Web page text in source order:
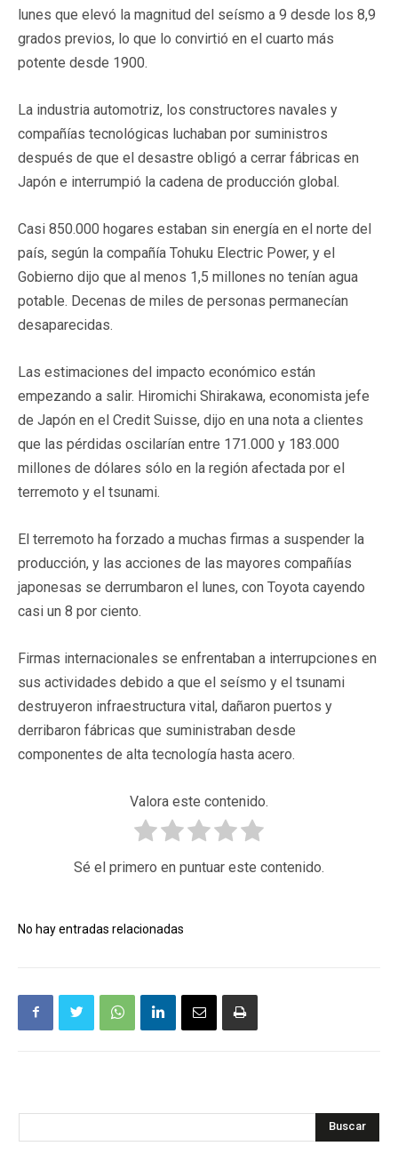
lunes que elevó la magnitud del seísmo a 9 desde los 8,9
grados previos, lo que lo convirtió en el cuarto más
potente desde 1900.
La industria automotriz, los constructores navales y
compañías tecnológicas luchaban por suministros
después de que el desastre obligó a cerrar fábricas en
Japón e interrumpió la cadena de producción global.
Casi 850.000 hogares estaban sin energía en el norte del
país, según la compañía Tohuku Electric Power, y el
Gobierno dijo que al menos 1,5 millones no tenían agua
potable. Decenas de miles de personas permanecían
desaparecidas.
Las estimaciones del impacto económico están
empezando a salir. Hiromichi Shirakawa, economista jefe
de Japón en el Credit Suisse, dijo en una nota a clientes
que las pérdidas oscilarían entre 171.000 y 183.000
millones de dólares sólo en la región afectada por el
terremoto y el tsunami.
El terremoto ha forzado a muchas firmas a suspender la
producción, y las acciones de las mayores compañías
japonesas se derrumbaron el lunes, con Toyota cayendo
casi un 8 por ciento.
Firmas internacionales se enfrentaban a interrupciones en
sus actividades debido a que el seísmo y el tsunami
destruyeron infraestructura vital, dañaron puertos y
derribaron fábricas que suministraban desde
componentes de alta tecnología hasta acero.
Valora este contenido.
Sé el primero en puntuar este contenido.
No hay entradas relacionadas
Buscar